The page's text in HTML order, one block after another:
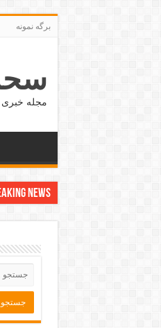
برگه نمونه
مجله خبری
News